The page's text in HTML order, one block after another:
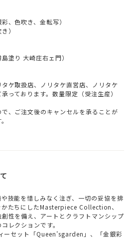
、色吹き、金転写）
）
塗り 大崎庄右ェ門）
ケ取扱店、ノリタケ直営店、ノリタケ
っております。数量限定（受注生産）
、ご注文後のキャンセルを承ることが
技能を惜しみなく注ぎ、一切の妥協を排
かたちにしたMasterpiece Collection、
性を備え、アートとクラフトマンシップ
レクションです。
ーセット「Queen’sgarden」、「金銀彩